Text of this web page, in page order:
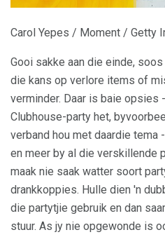
Carol Yepes / Moment / Getty
Gooi sakke aan die einde,
die kans op verlore items of
verminder. Daar is baie opsies
Clubhouse-party het,
verband hou met daardie tema
en meer by al die verskillende
maak nie saak watter soort
drankkoppies. Hulle dien 'n
die partytjie gebruik en dan
stuur. As jy nie opgewonde is